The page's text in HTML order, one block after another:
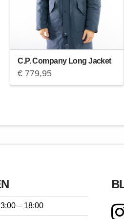
C.P. Company Long Jacket
€ 779,95
– 18:00